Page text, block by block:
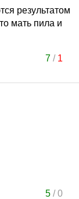
результатом
мать пила и
7/ 1
5/0